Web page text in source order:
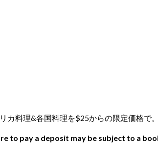
カ料理&各国料理を$25からの限定価格で
to pay a deposit may be subject to a